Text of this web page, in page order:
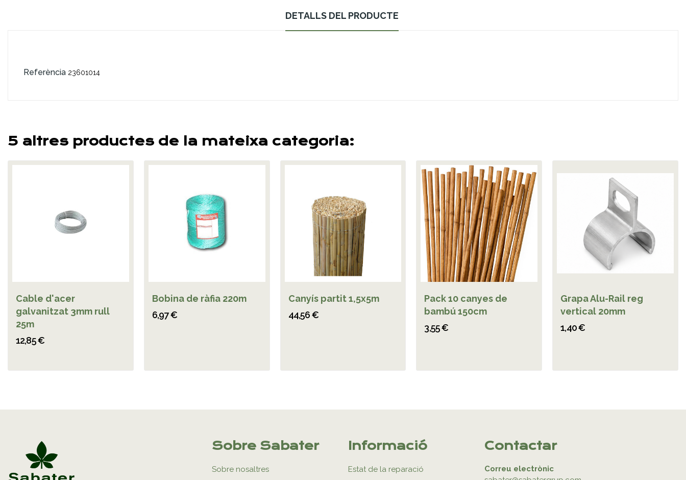
DETALLS DEL PRODUCTE
Referència 23601014
5 altres productes de la mateixa categoria:
Cable d'acer
galvanitzat 3mm rull
25m
12,85 €
Bobina de ràfia 220m
6,97 €
Canyís partit 1,5x5m
44,56 €
Pack 10 canyes de
bambú 150cm
3,55 €
Grapa Alu-Rail reg
vertical 20mm
1,40 €
Sobre Sabater
Sobre nosaltres
Informació
Estat de la reparació
Contactar
Correu electrònic